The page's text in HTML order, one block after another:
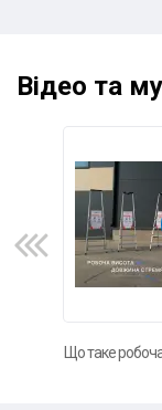
Відео та
Що таке